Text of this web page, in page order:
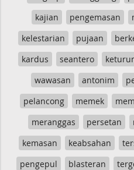
kajian
pengemasan
kelestarian
pujaan
kardus
seantero
wawasan
antonim
pelancong
memek
meranggas
persetan
kemasan
keabsahan
pengepul
blasteran